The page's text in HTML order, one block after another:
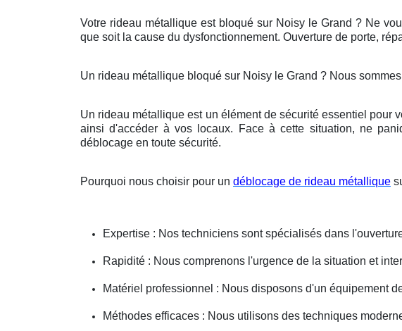
Votre rideau métallique est bloqué sur Noisy le Grand ? Ne
que soit la cause du dysfonctionnement. Ouverture de porte,
Un rideau métallique bloqué sur Noisy le Grand ? Nous
Un rideau métallique est un élément de sécurité essentiel pour
ainsi d'accéder à vos locaux. Face à cette situation, ne
déblocage en toute sécurité.
Pourquoi nous choisir pour un déblocage de rideau métallique
Expertise : Nos techniciens sont spécialisés dans
Rapidité : Nous comprenons l'urgence de la situation et
Matériel professionnel : Nous disposons d'un équipement
Méthodes efficaces : Nous utilisons des techniques